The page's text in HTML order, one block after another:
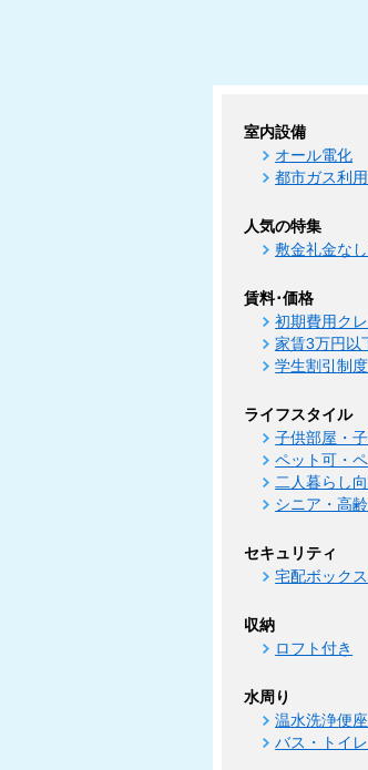
室内設備
オール電化
都市ガス利
人気の特集
敷金礼金な
賃料･価格
初期費用ク
家賃3万円以
学生割引制
ライフスタイル
子供部屋・
ペット可・
二人暮らし
シニア・高
セキュリティ
宅配ボック
収納
ロフト付き
水周り
温水洗浄便
バス・トイ